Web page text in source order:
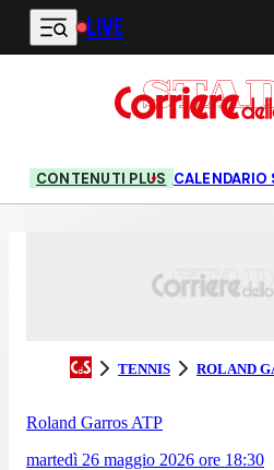
Vai al contenuto principale
LIVE
CONTENUTI PLUS CALENDARIO
TENNIS ROLAND
Roland Garros ATP
martedì 26 maggio 2026 ore 18:30